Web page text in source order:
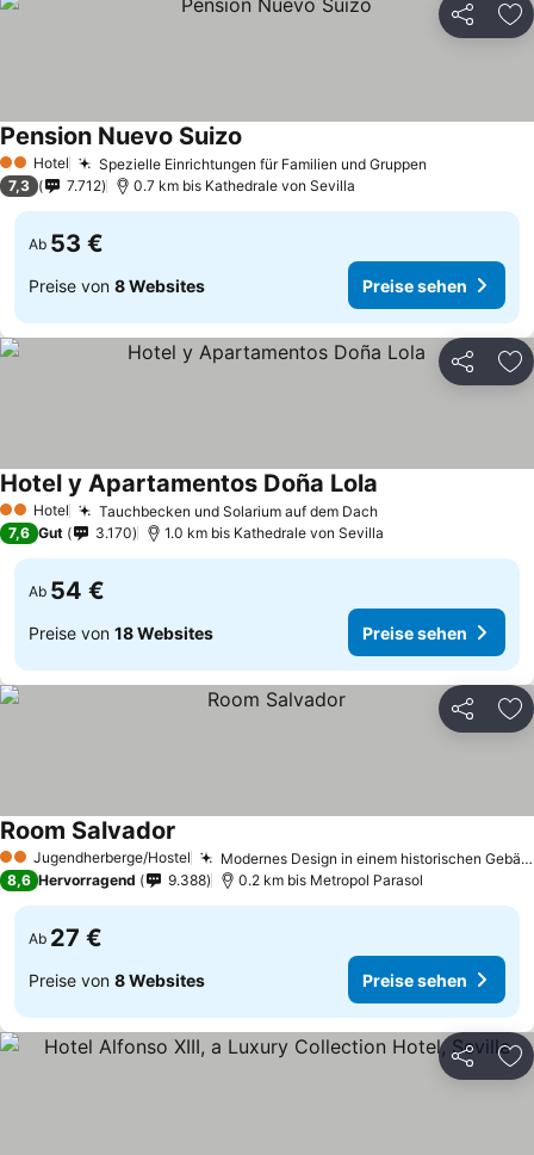
Teilen
2 Sterne
Hotel Spezielle Einrichtungen für Familien und Gruppen
Pension Nuevo Suizo
7,3 7.712 0.7 km bis Kathedrale von Sevilla
Ab 53 €
Preise von 8 Websites Preise sehen
Teilen
2 Sterne
Hotel Tauchbecken und Solarium auf dem Dach
Hotel y Apartamentos Doña Lola
7,6 Gut 3.170 1.0 km bis Kathedrale von Sevilla
Ab 54 €
Preise von 18 Websites Preise sehen
Teilen
2 SterneJugendherberge/Hostel Modernes Design in einem historischen Gebäude
Room Salvador
8,6 Hervorragend 9.388 0.2 km bis Metropol Parasol
Ab 27 €
Preise von 8 Websites Preise sehen
Teilen